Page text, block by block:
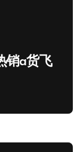
销a货飞